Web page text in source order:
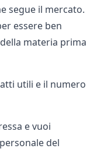
segue il mercato.
essere ben
materia prima
utili e il numero
e vuoi
del